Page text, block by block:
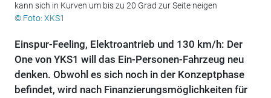
kann sich in Kurven um bis zu 20 Grad zur Seite neigen
© Foto: XKS1
Einspur-Feeling, Elektroantrieb und 130 km/h: Der
One von YKS1 will das Ein-Personen-Fahrzeug neu
denken. Obwohl es sich noch in der Konzeptphase
befindet, wird nach Finanzierungsmöglichkeiten für